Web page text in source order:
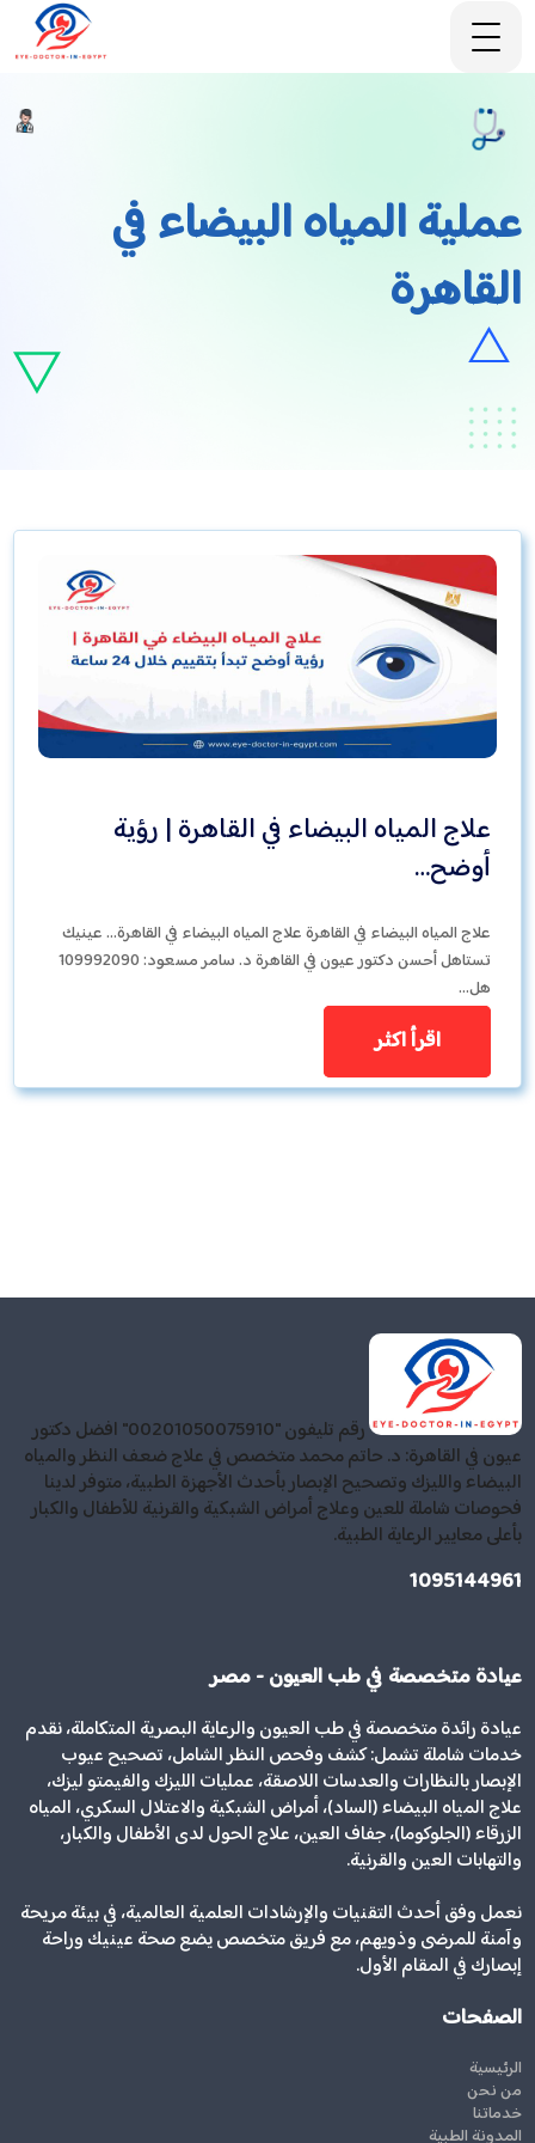
عملية المياه البيضاء في
القاهرة
علاج المياه البيضاء في القاهرة | رؤية
أوضح…
علاج المياه البيضاء في القاهرة علاج المياه البيضاء في القاهرة… عينيك
هل…
اقرأ اكثر
رقم تليفون "00201050075910" افضل دكتور
عيون في القاهرة: د. حاتم محمد متخصص في علاج ضعف النظر والمياه
البيضاء والليزك وتصحيح الإبصار بأحدث الأجهزة الطبية، متوفر لدينا
فحوصات شاملة للعين وعلاج أمراض الشبكية والقرنية للأطفال والكبار
بأعلى معايير الرعاية الطبية.
1095144961
عيادة متخصصة في طب العيون - مصر
عيادة رائدة متخصصة في طب العيون والرعاية البصرية المتكاملة، نقدم
خدمات شاملة تشمل: كشف وفحص النظر الشامل، تصحيح عيوب
الإبصار بالنظارات والعدسات اللاصقة، عمليات الليزك والفيمتو ليزك،
علاج المياه البيضاء (الساد)، أمراض الشبكية والاعتلال السكري، المياه
الزرقاء (الجلوكوما)، جفاف العين، علاج الحول لدى الأطفال والكبار،
والتهابات العين والقرنية.
نعمل وفق أحدث التقنيات والإرشادات العلمية العالمية، في بيئة مريحة
وآمنة للمرضى وذويهم، مع فريق متخصص يضع صحة عينيك وراحة
إبصارك في المقام الأول.
الصفحات
الرئيسية
من نحن
خدماتنا
المدونة الطبية